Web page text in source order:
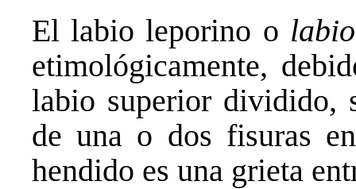
El labio leporino o
etimológicamente,
labio superior dividido,
de una o dos fisuras
hendido es una grieta